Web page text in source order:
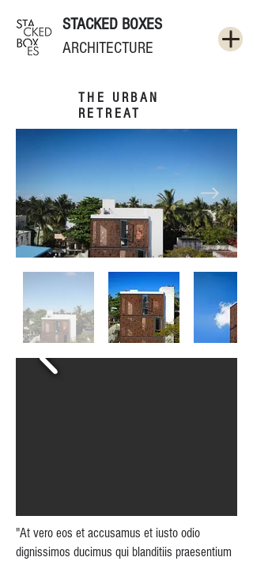
STACKED BOXES
ARCHITECTURE
THE URBAN
RETREAT
"At vero eos et accusamus et iusto odio
dignissimos ducimus qui blanditiis praesentium